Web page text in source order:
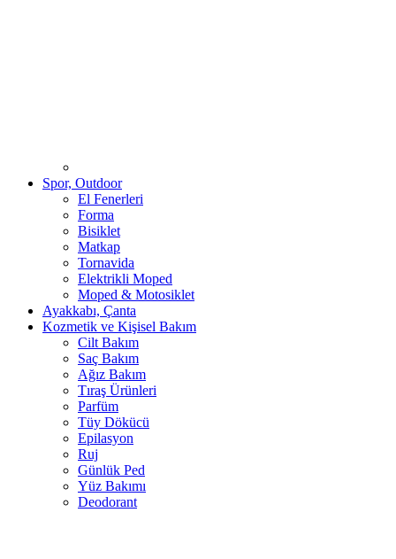
Spor, Outdoor
El Fenerleri
Forma
Bisiklet
Matkap
Tornavida
Elektrikli Moped
Moped & Motosiklet
Ayakkabı, Çanta
Kozmetik ve Kişisel Bakım
Cilt Bakım
Saç Bakım
Ağız Bakım
Tıraş Ürünleri
Parfüm
Tüy Dökücü
Epilasyon
Ruj
Günlük Ped
Yüz Bakımı
Deodorant